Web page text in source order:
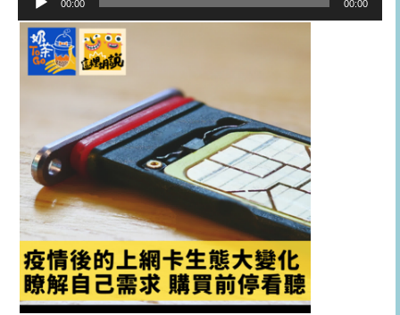
播
器
00:00 00:00